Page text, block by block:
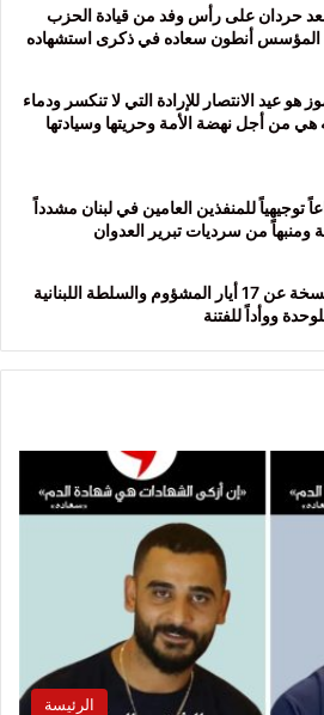
حردان على رأس وفد من قيادة الحزب
المؤسس أنطون سعاده في ذكرى استشهاده
عيد الفداء في 8 تموز هو عيد الانتصار للإرادة التي لا تنكسر ودماء
من أجل نهضة الأمة وحريتها وسيادتها
توجيهياً للمنفذين العامين في لبنان مشدداً
ومنبهاً من سرديات تبرير العدوان
“القومي”: “اتفاق الاطار” نسخة عن 17 أيار المشؤوم والسلطة اللبنانية
ووأداً للفتنة
الرئيسة